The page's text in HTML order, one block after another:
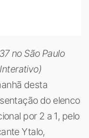
no São Paulo
desta
do elenco
por 2 a 1, pelo
Ytalo,